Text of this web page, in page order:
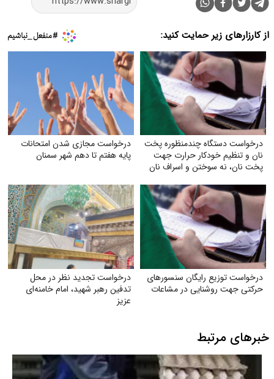
از کارزارهای زیر حمایت کنید:
درخواست دستگاه چندمنظوره پخت
نان و تنظیم خودکار حرارت جهت
پخت نان، نه سوختن و اسراف نان
درخواست مجازی شدن امتحانات
پایه هفتم تا دهم شهر سمنان
درخواست توزیع رایگان سنسورهای
حرکتی جهت روشنایی در مشاعات
درخواست تجدید نظر در محل
تدفین رهبر شهید، امام خامنه‌ای
عزیز
خبرهای مرتبط